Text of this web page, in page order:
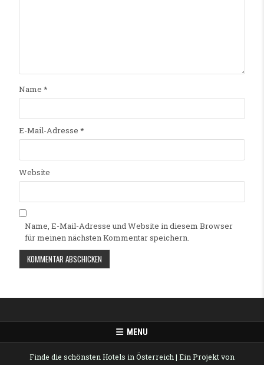
Name *
E-Mail-Adresse *
Website
Name, E-Mail-Adresse und Website in diesem Browser
für meinen nächsten Kommentar speichern.
MENU
Finde die schönsten Hotels in Österreich | Ein Projekt von